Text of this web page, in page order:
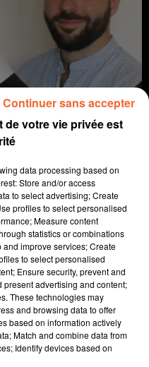
nous donne des
positive. Alban est
de votre vie privée est
data processing based on
Store and/or access
to select advertising; Create
profiles to select personalised
Measure content
statistics or combinations
improve services; Create
to select personalised
Ensure security, prevent and
present advertising and content;
These technologies may
and browsing data to offer
based on information actively
Match and combine data from
Identify devices based on
Continuer sans accepter